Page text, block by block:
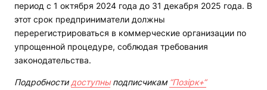
период с 1 октября 2024 года до 31 декабря 2025 года. В
этот срок предприниматели должны
перерегистрироваться в коммерческие организации по
упрощенной процедуре, соблюдая требования
законодательства.
Подробности доступныподписчикам “Позірк+“